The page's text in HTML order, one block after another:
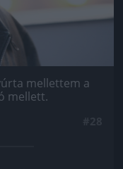
mellettem a
mellett.